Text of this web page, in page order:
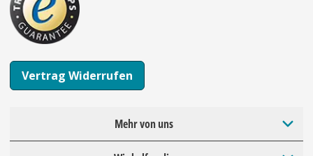
Vertrag Widerrufen
Mehr von uns